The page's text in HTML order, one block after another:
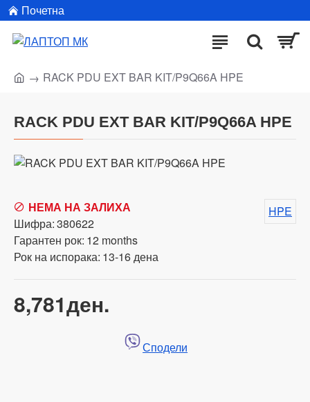
Почетна
RACK PDU EXT BAR KIT/P9Q66A HPE
RACK PDU EXT BAR KIT/P9Q66A HPE
8,781ден.
НЕМА НА ЗАЛИХА
Шифра:380622
Гарантен рок: 12 months
Рок на испорака: 13-16 дена
HPE
Сподели